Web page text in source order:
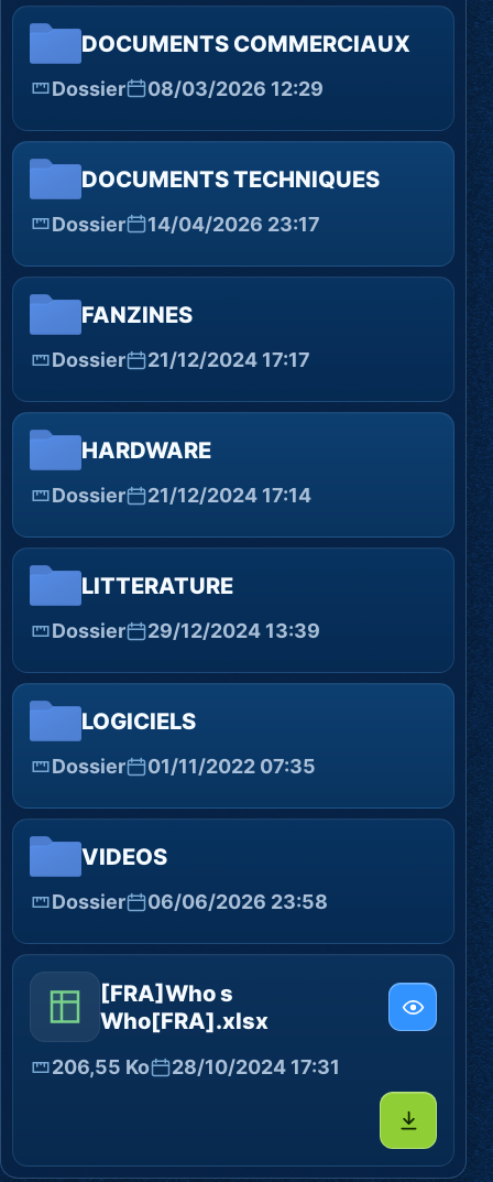
DOCUMENTS COMMERCIAUX
Dossier 08/03/2026 12:29
DOCUMENTS TECHNIQUES
Dossier 14/04/2026 23:17
FANZINES
Dossier 21/12/2024 17:17
HARDWARE
Dossier 21/12/2024 17:14
LITTERATURE
Dossier 29/12/2024 13:39
LOGICIELS
Dossier 01/11/2022 07:35
VIDEOS
Dossier 06/06/2026 23:58
[FRA]Who s
Who[FRA].xlsx
206,55 Ko 28/10/2024 17:31